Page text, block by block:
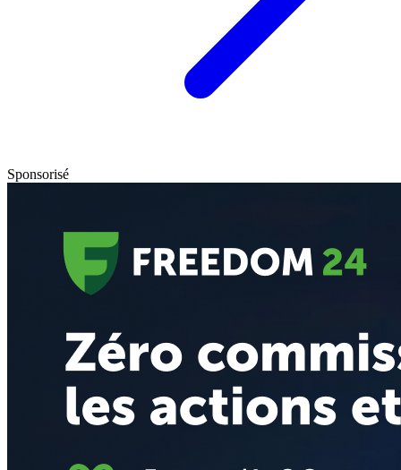
Sponsorisé